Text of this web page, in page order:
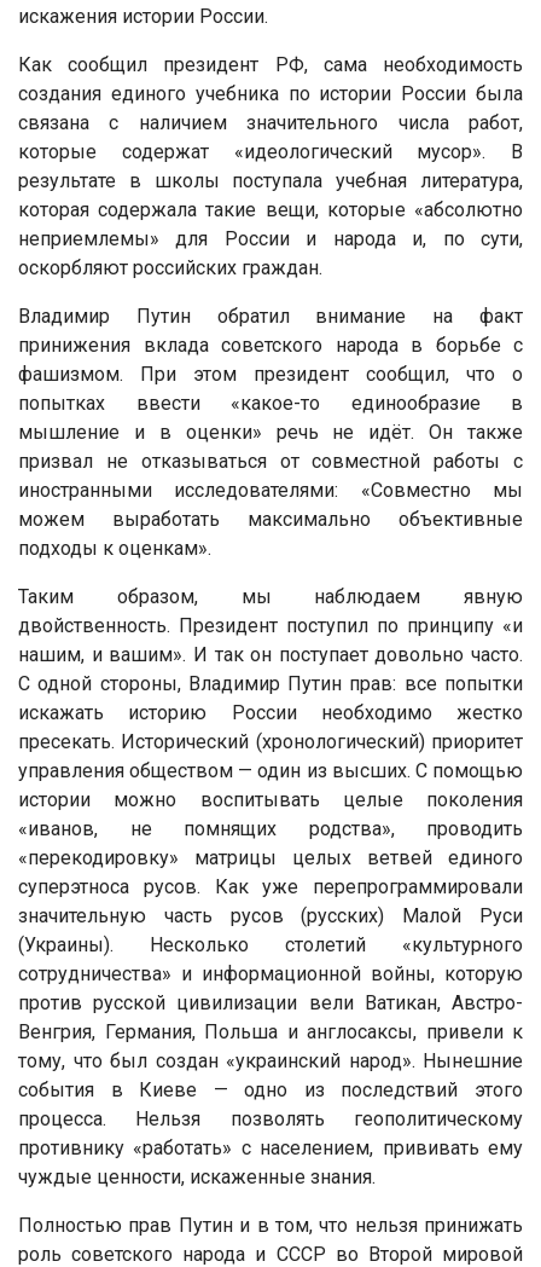
искажения истории России.
Как сообщил президент РФ, сама необходимость
создания единого учебника по истории России была
связана с наличием значительного числа работ,
которые содержат «идеологический мусор». В
результате в школы поступала учебная литература,
которая содержала такие вещи, которые «абсолютно
неприемлемы» для России и народа и, по сути,
оскорбляют российских граждан.
Владимир Путин обратил внимание на факт
принижения вклада советского народа в борьбе с
фашизмом. При этом президент сообщил, что о
попытках ввести «какое-то единообразие в
мышление и в оценки» речь не идёт. Он также
призвал не отказываться от совместной работы с
иностранными исследователями: «Совместно мы
можем выработать максимально объективные
подходы к оценкам».
Таким образом, мы наблюдаем явную
двойственность. Президент поступил по принципу «и
нашим, и вашим». И так он поступает довольно часто.
С одной стороны, Владимир Путин прав: все попытки
искажать историю России необходимо жестко
пресекать. Исторический (хронологический) приоритет
управления обществом — один из высших. С помощью
истории можно воспитывать целые поколения
«иванов, не помнящих родства», проводить
«перекодировку» матрицы целых ветвей единого
суперэтноса русов. Как уже перепрограммировали
значительную часть русов (русских) Малой Руси
(Украины). Несколько столетий «культурного
сотрудничества» и информационной войны, которую
против русской цивилизации вели Ватикан, Австро-
Венгрия, Германия, Польша и англосаксы, привели к
тому, что был создан «украинский народ». Нынешние
события в Киеве — одно из последствий этого
процесса. Нельзя позволять геополитическому
противнику «работать» с населением, прививать ему
чуждые ценности, искаженные знания.
Полностью прав Путин и в том, что нельзя принижать
роль советского народа и СССР во Второй мировой